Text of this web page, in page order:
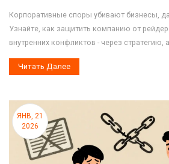
Корпоративные споры убивают бизнесы,
Узнайте, как защитить компанию от
внутренних конфликтов - через стратегию,
Читать Далее
ЯНВ, 21
2026